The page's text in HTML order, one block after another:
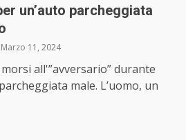
un’auto parcheggiata
Marzo 11, 2024
all'”avversario” durante
male. L’uomo, un